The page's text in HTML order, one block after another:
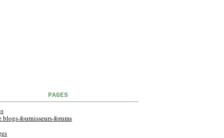
PAGES
blogs-fournisseurs-forums